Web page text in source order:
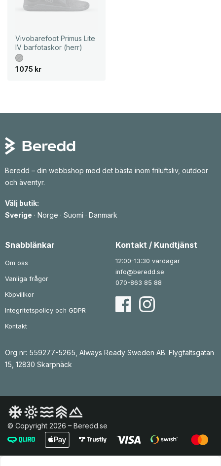
Vivobarefoot Primus Lite
IV barfotaskor (herr)
1 075 kr
Beredd – din webbshop med det bästa inom friluftsliv, outdoor
och äventyr.
Välj butik:
Sverige · Norge · Suomi · Danmark
Snabblänkar
Om oss
Vanliga frågor
Köpvillkor
Integritetspolicy och GDPR
Kontakt
Kontakt / Kundtjänst
12:00–13:30 vardagar
info@beredd.se
070-863 85 88
Org nr: 559277-5265, Always Ready Sweden AB. Flygfältsgatan
15, 12830 Skarpnäck
© Copyright 2026 – Beredd.se